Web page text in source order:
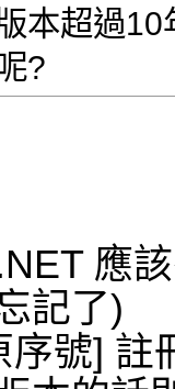
本超過
?
應
記了)
序號] 註